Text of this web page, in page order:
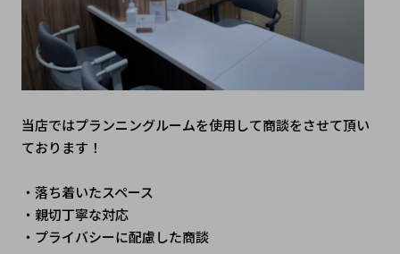
当店ではプランニングルームを使用して商談をさせて頂い
ております！
・落ち着いたスペース
・親切丁寧な対応
・プライバシーに配慮した商談